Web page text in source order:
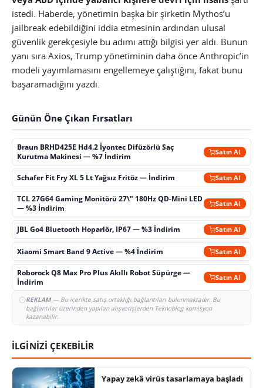
istedi. Haberde, yönetimin başka bir şirketin Mythos’u
jailbreak edebildiğini iddia etmesinin ardından ulusal
güvenlik gerekçesiyle bu adımı attığı bilgisi yer aldı. Bunun
yanı sıra Axios, Trump yönetiminin daha önce Anthropic’in
modeli yayımlamasını engellemeye çalıştığını, fakat bunu
başaramadığını yazdı.
Günün Öne Çıkan Fırsatları
Braun BRHD425E Hd4.2 İyontec Difüzörlü Saç
Kurutma Makinesi — %7 İndirim
Satın Al
Schafer Fit Fry XL 5 Lt Yağsız Fritöz — İndirim Satın Al
TCL 27G64 Gaming Monitörü 27\" 180Hz QD-Mini LED
— %3 İndirim
Satın Al
JBL Go4 Bluetooth Hoparlör, IP67 — %3 İndirim Satın Al
Xiaomi Smart Band 9 Active — %4 İndirim Satın Al
Roborock Q8 Max Pro Plus Akıllı Robot Süpürge —
İndirim
Satın Al
REKLAM— Bu içerikte satış ortaklığı bağlantıları bulunmaktadır. Bu
bağlantılar üzerinden yapılan alışverişlerden Teknoblog komisyon
kazanabilir.
İLGİNİZİ ÇEKEBİLİR
Yapay zekâ virüs tasarlamaya başladı